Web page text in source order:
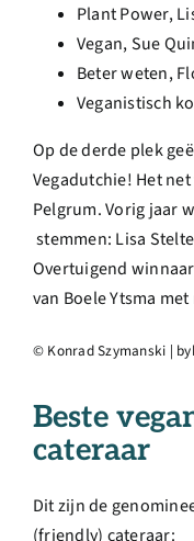
Plant Power,
Vegan, Sue
Beter weten,
Veganistisch
Op de derde plek
Vegadutchie! Het
Pelgrum. Vorig jaar
stemmen: Lisa
Overtuigend
van Boele Ytsma
© Konrad Szymanski |
Beste
cateraar
Dit zijn de
(friendly) cateraar: